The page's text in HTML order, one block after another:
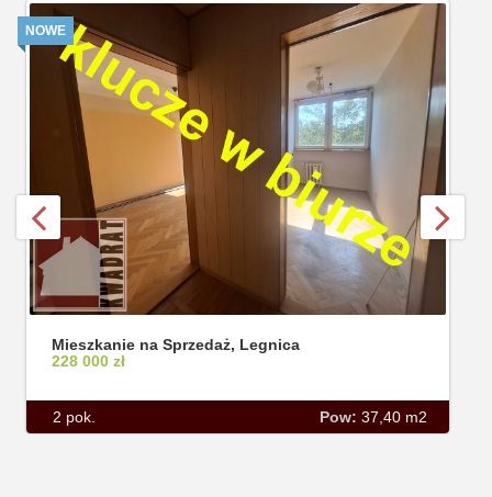
NOWE
Mieszkanie na Sprzedaż, Legnica
228 000 zł
2 pok. Pow: 37,40 m2